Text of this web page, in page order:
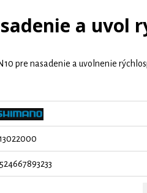
a uvol
pre nasadenie a uvolnenie